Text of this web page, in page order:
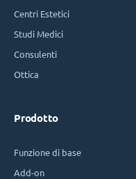
Centri Estetici
Studi Medici
Consulenti
Ottica
Prodotto
Funzione di base
Add-on